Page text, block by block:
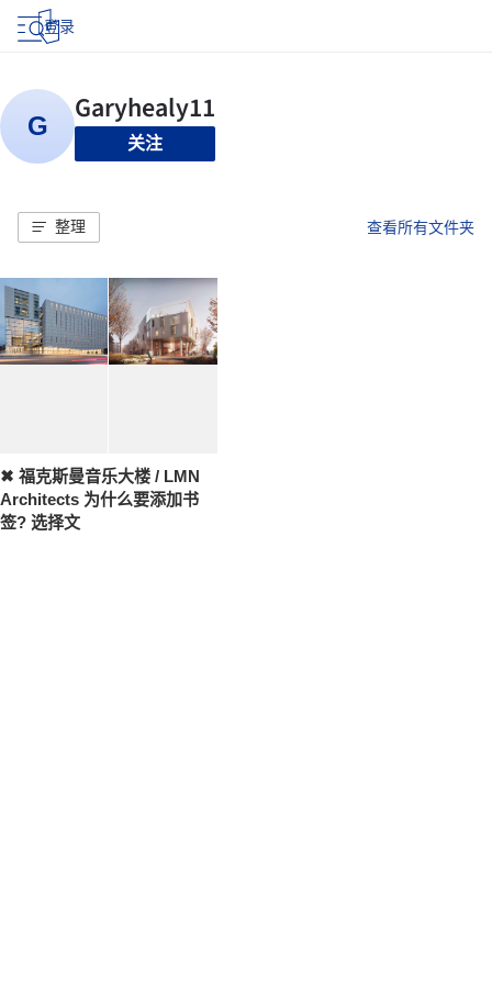
登录
关注
整理 查看所有文件夹
✖ 福克斯曼音乐大楼 / LMN
Architects 为什么要添加书
签? 选择文